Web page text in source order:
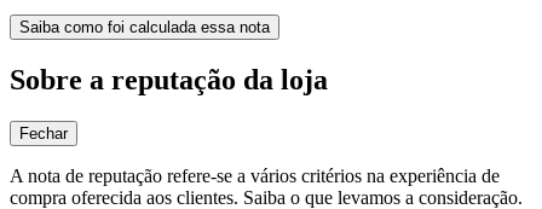
Saiba como foi calculada essa nota
Sobre a reputação da loja
Fechar
A nota de reputação refere-se a vários critérios na experiência de
compra oferecida aos clientes. Saiba o que levamos a consideração.